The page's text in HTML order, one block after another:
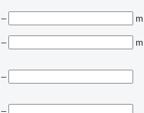
–
m
–
m
–
–